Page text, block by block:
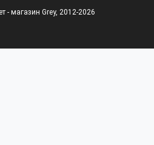
- магазин Grey, 2012-2026